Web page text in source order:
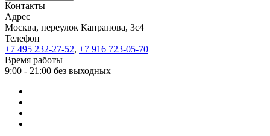
Контакты
Адрес
Москва, переулок Капранова, 3с4
Телефон
+7 495 232-27-52, +7 916 723-05-70
Время работы
9:00 - 21:00 без выходных